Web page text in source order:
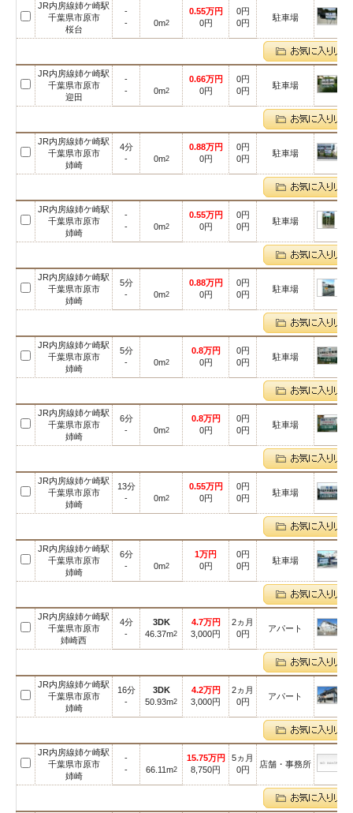
JR内房線姉ケ崎駅
千葉県市原市
桜台
-
-
0m2
0.55万円
0円
0円
0円
駐車場
JR内房線姉ケ崎駅
千葉県市原市
迎田
-
-
0m2
0.66万円
0円
0円
0円
駐車場
JR内房線姉ケ崎駅
千葉県市原市
姉崎
4分
-
0m2
0.88万円
0円
0円
0円
駐車場
JR内房線姉ケ崎駅
千葉県市原市
姉崎
-
-
0m2
0.55万円
0円
0円
0円
駐車場
JR内房線姉ケ崎駅
千葉県市原市
姉崎
5分
-
0m2
0.88万円
0円
0円
0円
駐車場
JR内房線姉ケ崎駅
千葉県市原市
姉崎
5分
-
0m2
0.8万円
0円
0円
0円
駐車場
JR内房線姉ケ崎駅
千葉県市原市
姉崎
6分
-
0m2
0.8万円
0円
0円
0円
駐車場
JR内房線姉ケ崎駅
千葉県市原市
姉崎
13分
-
0m2
0.55万円
0円
0円
0円
駐車場
JR内房線姉ケ崎駅
千葉県市原市
姉崎
6分
-
0m2
1万円
0円
0円
0円
駐車場
JR内房線姉ケ崎駅
千葉県市原市
姉崎西
4分
-
3DK
46.37m2
4.7万円
3,000円
2ヵ月
0円
アパート
JR内房線姉ケ崎駅
千葉県市原市
姉崎
16分
-
3DK
50.93m2
4.2万円
3,000円
2ヵ月
0円
アパート
JR内房線姉ケ崎駅
千葉県市原市
姉崎
-
-
66.11m2
15.75万円
8,750円
5ヵ月
0円
店舗・事務所